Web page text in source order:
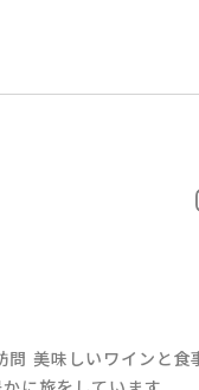
美味しいワインと食